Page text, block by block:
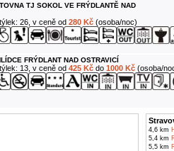
TJ SOKOL VE FRÝDLANTĚ NAD
26, v ceně od 280 Kč(osoba/noc)
FRÝDLANT NAD OSTRAVICÍ
13, v ceně od 425 Kčdo 1000 Kč(osoba/
4,6 km
5,4 km
5,5 km